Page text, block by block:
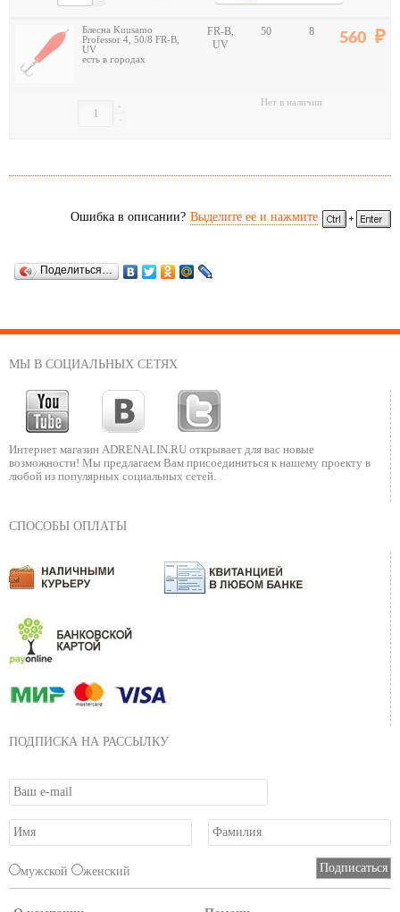
Блесна Kuusamo
Professor 4, 50/8 FR-B,
UV
есть в городах
FR-B,
UV
50 8 560
-
+ Нет в наличии
Ошибка в описании? Выделите ее и нажмите
Поделиться…
МЫ В СОЦИАЛЬНЫХ СЕТЯХ
Интернет магазин ADRENALIN.RU открывает для вас новые
возможности! Мы предлагаем Вам присоединиться к нашему проекту в
любой из популярных социальных сетей.
СПОСОБЫ ОПЛАТЫ
ПОДПИСКА НА РАССЫЛКУ
мужской женский